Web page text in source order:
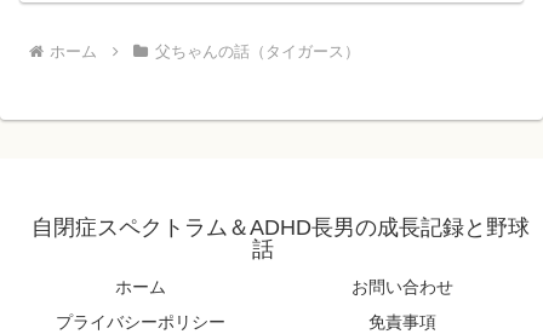
ホーム 父ちゃんの話（タイガース）
自閉症スペクトラム＆ADHD長男の成長記録と野球
話
ホーム
お問い合わせ
プライバシーポリシー
免責事項